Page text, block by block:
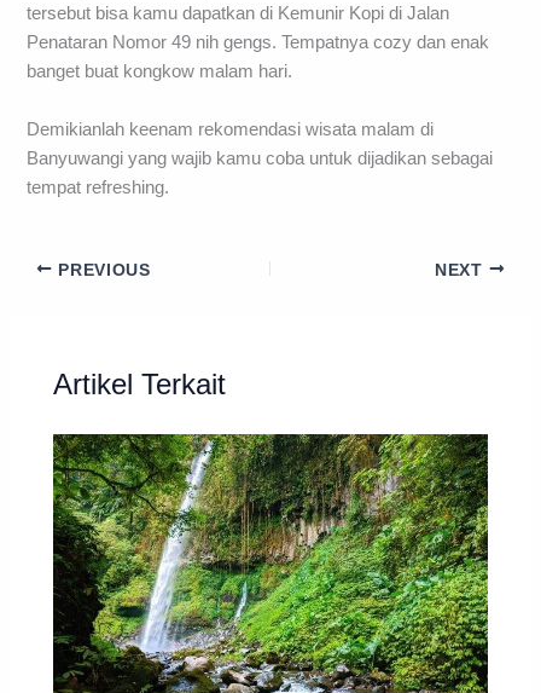
tersebut bisa kamu dapatkan di Kemunir Kopi di Jalan
Penataran Nomor 49 nih gengs. Tempatnya cozy dan enak
banget buat kongkow malam hari.
Demikianlah keenam rekomendasi wisata malam di
Banyuwangi yang wajib kamu coba untuk dijadikan sebagai
tempat refreshing.
PREVIOUS NEXT
Artikel Terkait